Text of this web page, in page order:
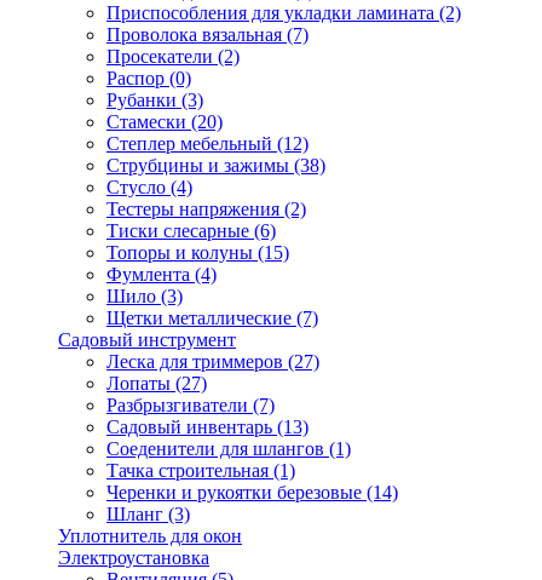
Приспособления для укладки ламината (2)
Проволока вязальная (7)
Просекатели (2)
Распор (0)
Рубанки (3)
Стамески (20)
Степлер мебельный (12)
Струбцины и зажимы (38)
Стусло (4)
Тестеры напряжения (2)
Тиски слесарные (6)
Топоры и колуны (15)
Фумлента (4)
Шило (3)
Щетки металлические (7)
Садовый инструмент
Леска для триммеров (27)
Лопаты (27)
Разбрызгиватели (7)
Садовый инвентарь (13)
Соеденители для шлангов (1)
Тачка строительная (1)
Черенки и рукоятки березовые (14)
Шланг (3)
Уплотнитель для окон
Электроустановка